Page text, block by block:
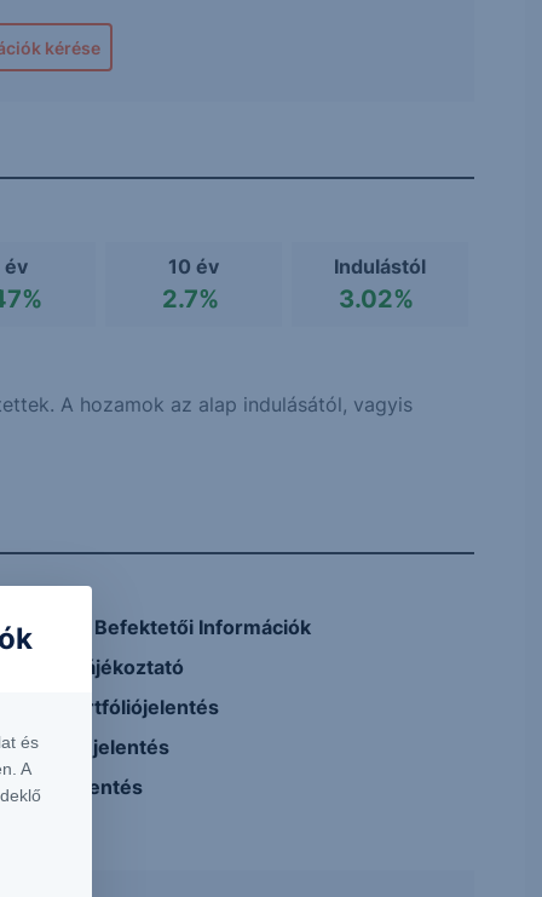
kérése
év 10 év
2.7%
Indulástól
3.02%
A hozamok az alap indulásától, vagyis
Kiemelt Befektetői Információk
Teljes tájékoztató
Havi portfóliójelentés
Féléves jelentés
Éves jelentés
és
A